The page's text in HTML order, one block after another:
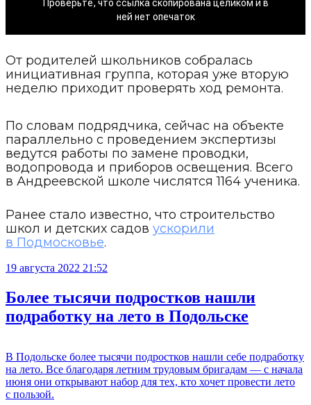
От родителей школьников собралась
инициативная группа, которая уже вторую
неделю приходит проверять ход ремонта.
По словам подрядчика, сейчас на объекте
параллельно с проведением экспертизы
ведутся работы по замене проводки,
водопровода и приборов освещения. Всего
в Андреевской школе числятся 1164 ученика.
Ранее стало известно, что строительство
школ и детских садов ускорили
в Подмосковье.
19 августа 2022 21:52
Более тысячи подростков нашли
подработку на лето в Подольске
В Подольске более тысячи подростков нашли себе подработку
на лето. Все благодаря летним трудовым бригадам — с начала
июня они открывают набор для тех, кто хочет провести лето
с пользой.